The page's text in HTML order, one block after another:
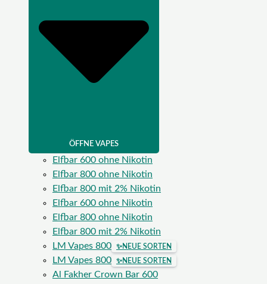
ÖFFNE VAPES
Elfbar 600 ohne Nikotin
Elfbar 800 ohne Nikotin
Elfbar 800 mit 2% Nikotin
Elfbar 600 ohne Nikotin
Elfbar 800 ohne Nikotin
Elfbar 800 mit 2% Nikotin
LM Vapes 800
✨NEUE SORTEN
LM Vapes 800 ✨NEUE SORTEN
Al Fakher Crown Bar 600